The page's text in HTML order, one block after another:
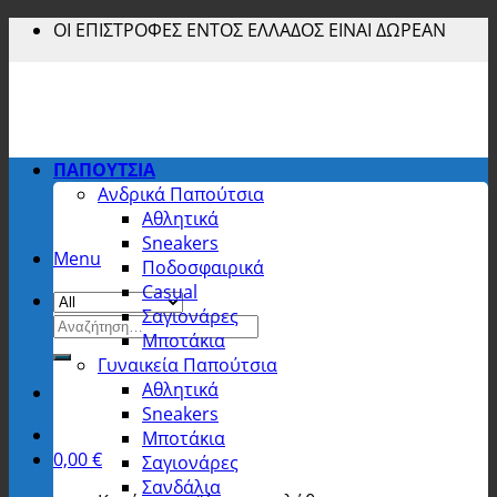
Skip ΟΙ ΕΠΙΣΤΡΟΦΕΣ ΕΝΤΟΣ ΕΛΛΑΔΟΣ ΕΙΝΑΙ ΔΩΡΕΑΝ
Menu
Αναζήτηση
για:
0,00€
ΠΑΠΟΥΤΣΙΑ
Ανδρικά Παπούτσια
Αθλητικά
Sneakers
Ποδοσφαιρικά
Casual
Σαγιονάρες
Μποτάκια
Γυναικεία Παπούτσια
Αθλητικά
Sneakers
Μποτάκια
Σαγιονάρες
Σανδάλια